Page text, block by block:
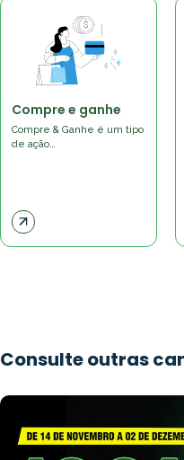
Compre e ganhe
Compre & Ganhe é um tipo
de ação…
Consulte outras